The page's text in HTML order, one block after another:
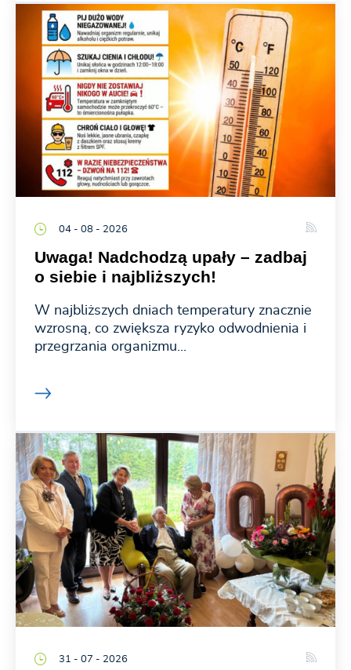
04 - 08 - 2026
Uwaga! Nadchodzą upały – zadbaj
o siebie i najbliższych!
W najbliższych dniach temperatury znacznie
wzrosną, co zwiększa ryzyko odwodnienia i
przegrzania organizmu...
31 - 07 - 2026